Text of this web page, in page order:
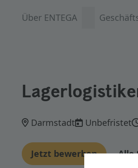
Über ENTEGA
Darmstadt Unbefristet
Jetzt bewerben Alle